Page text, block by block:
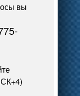
вы